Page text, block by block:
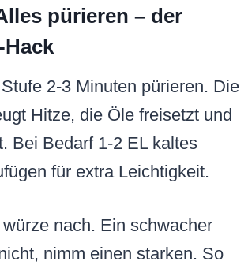
pürieren – der
2-3 Minuten pürieren. Die
Hitze, die Öle freisetzt und
Bei Bedarf 1-2 EL kaltes
für extra Leichtigkeit.
nach. Ein schwacher
nimm einen starken. So